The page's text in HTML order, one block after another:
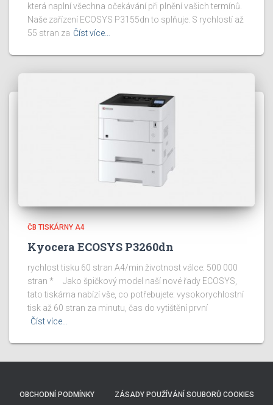
která naplní všechna očekávání při plnění vašich termínů.
Naše zařízení ECOSYS P3155dn to splňuje. S rychlostí až
55 stran za Číst více…
ČB TISKÁRNY A4
Kyocera ECOSYS P3260dn
rychlost tisku 60 stran A4/min životnost válce: 500 000
stran * Jako špičkový model naší nové řady ECOSYS,
tato tiskárna nabízí vše, co potřebujete: vysokorychlostní
tisk až 60 stran za minutu, čas do vytištění první
Číst více…
OBCHODNÍ PODMÍNKY ZÁSADY POUŽÍVÁNÍ SOUBORŮ COOKIES